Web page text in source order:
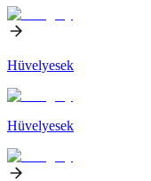
Hüvelyesek
Hüvelyesek